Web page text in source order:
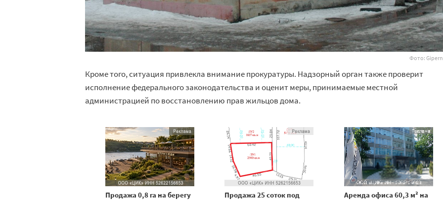
Фото:
Кроме того, ситуация привлекла внимание прокуратуры. Надзорный орган также проверит
исполнение федерального законодательства и оценит меры, принимаемые местной
администрацией по восстановлению прав жильцов дома.
Продажа 0,8 га на берегу
Продажа 25 соток под
Аренда офиса 60,3 м² на